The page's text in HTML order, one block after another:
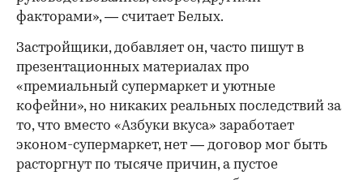
факторами», — считает Белых.
Застройщики, добавляет он, часто пишут в
презентационных материалах про
«премиальный супермаркет и уютные
кофейни», но никаких реальных последствий за
то, что вместо «Азбуки вкуса» заработает
эконом-супермаркет, нет — договор мог быть
расторгнут по тысяче причин, а пустое